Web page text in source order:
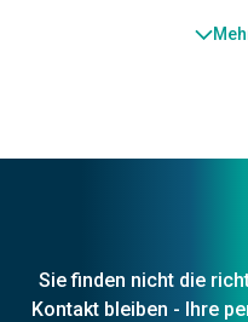
Sie finden nicht die
Kontakt bleiben - Ihre